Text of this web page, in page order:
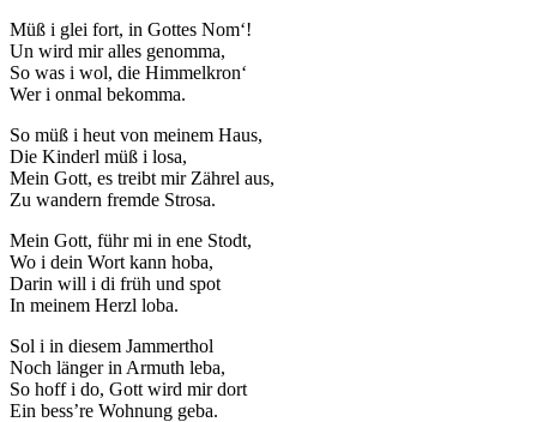
Müß i glei fort, in Gottes Nom‘!
Un wird mir alles genomma,
So was i wol, die Himmelkron‘
Wer i onmal bekomma.
So müß i heut von meinem Haus,
Die Kinderl müß i losa,
Mein Gott, es treibt mir Zährel aus,
Zu wandern fremde Strosa.
Mein Gott, führ mi in ene Stodt,
Wo i dein Wort kann hoba,
Darin will i di früh und spot
In meinem Herzl loba.
Sol i in diesem Jammerthol
Noch länger in Armuth leba,
So hoff i do, Gott wird mir dort
Ein bess’re Wohnung geba.